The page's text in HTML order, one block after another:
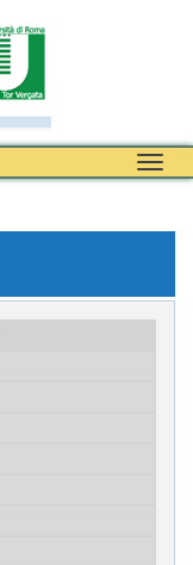
Toggle